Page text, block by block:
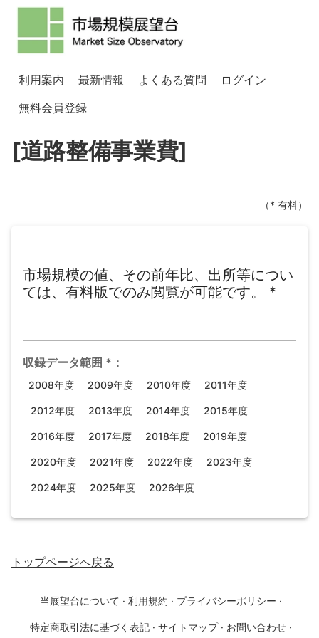
利用案内 最新情報 よくある質問
ログイン
無料会員登録
[道路整備事業費]
（* 有料）
市場規模の値、その前年比、出所等につい
ては、有料版でのみ閲覧が可能です。
*
収録データ範囲 * ：
2008年度 2009年度 2010年度 2011年度
2012年度 2013年度 2014年度 2015年度
2016年度 2017年度 2018年度 2019年度
2020年度 2021年度 2022年度 2023年度
2024年度 2025年度 2026年度
トップページへ戻る
当展望台について · 利用規約 · プライバシーポリシー ·
特定商取引法に基づく表記 · サイトマップ · お問い合わせ ·